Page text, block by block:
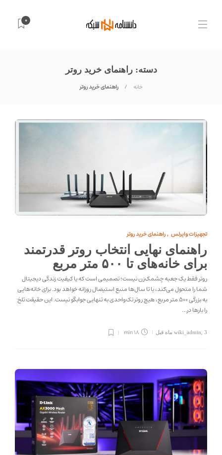
0
دسته:راهنمای خرید روتر
خانه راهنمای خرید روتر
تجهیزات وایرلس , راهنمای خرید روتر
راهنمای نهایی انتخاب روتر قدرتمند
برای خانه‌های تا ۵۰۰ متر مربع
روتر فقط یک جعبه چشمک‌زن نیست؛ تصمیمی است که یا کیفیت زندگی دیجیتال
شما را متحول می‌کند، یا تا سال‌ها منبع استیصال روزانه خواهد بود. برای خانه‌هایی
به بزرگی ۵۰۰ متر مربع، هیچ روتر تک‌واحدی به تنهایی جوابگو نیست. این حقیقت تلخ
را بارها در…
wiki_admin 3 ماه قبل 18 min